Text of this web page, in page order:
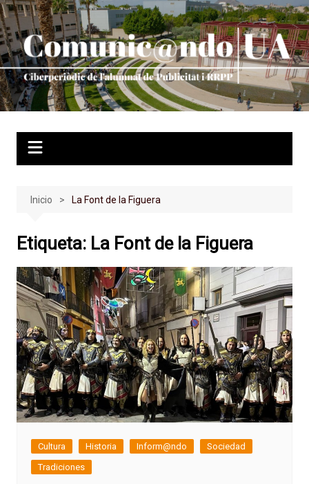
Saltar
al
contenido
Inicio La Font de la Figuera
Etiqueta: La Font de la Figuera
Cultura Historia Inform@ndo
Sociedad
Tradiciones